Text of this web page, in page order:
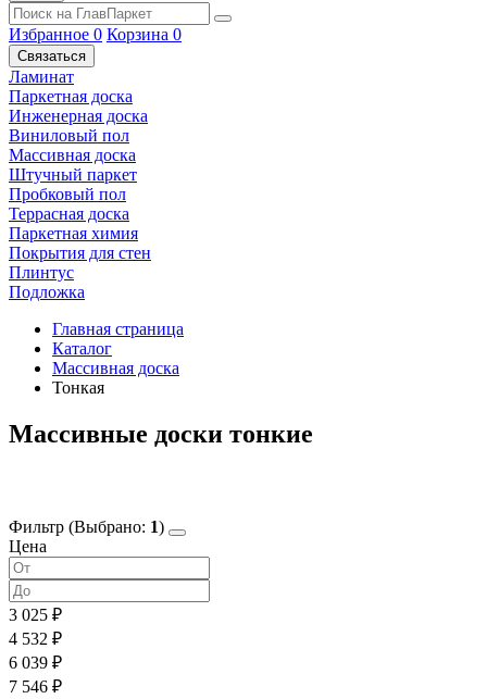
Избранное 0 Корзина 0
Связаться
Ламинат
Паркетная доска
Инженерная доска
Виниловый пол
Массивная доска
Штучный паркет
Пробковый пол
Террасная доска
Паркетная химия
Покрытия для стен
Плинтус
Подложка
Главная страница
Каталог
Массивная доска
Тонкая
Массивные доски тонкие
Фильтр (Выбрано: 1)
Цена
3 025 ₽
4 532 ₽
6 039 ₽
7 546 ₽